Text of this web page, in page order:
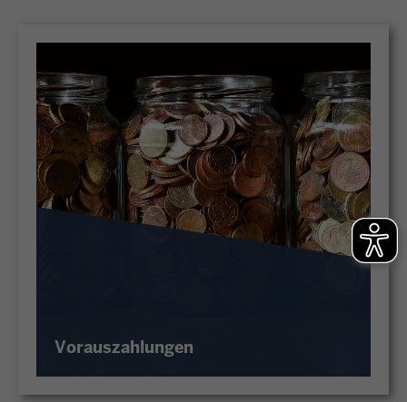
Vorauszahlungen